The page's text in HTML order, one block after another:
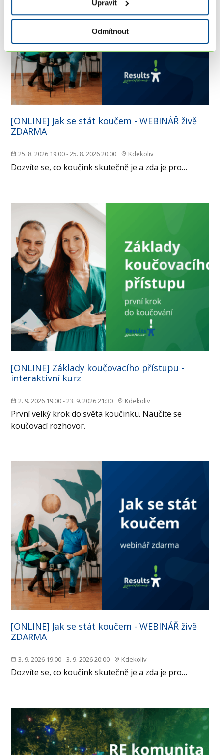
Upravit
Odmítnout
[ONLINE] Jak se stát koučem - WEBINÁŘ živě
ZDARMA
25. 8. 2026 19:00 - 25. 8. 2026 20:00 Kdekoliv
Dozvíte se, co koučink skutečně je a zda je pro…
[ONLINE] Základy koučovacího přístupu -
interaktivní kurz
2. 9. 2026 19:00 - 23. 9. 2026 21:30 Kdekoliv
První velký krok do světa koučinku. Naučíte se
koučovací rozhovor.
[ONLINE] Jak se stát koučem - WEBINÁŘ živě
ZDARMA
3. 9. 2026 19:00 - 3. 9. 2026 20:00 Kdekoliv
Dozvíte se, co koučink skutečně je a zda je pro…